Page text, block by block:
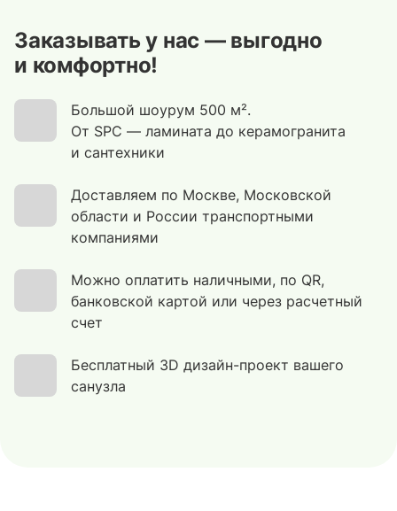
Заказывать у нас — выгодно
и комфортно!
Большой шоурум 500 м².
От SPC — ламината до керамогранита
и сантехники
Доставляем по Москве, Московской
области и России транспортными
компаниями
Можно оплатить наличными, по QR,
банковской картой или через расчетный
счет
Бесплатный 3D дизайн-проект вашего
санузла